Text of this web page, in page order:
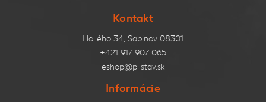
Kontakt
Hollého 34, Sabinov 08301
+421 917 907 065
eshop@pilstav.sk
Informácie